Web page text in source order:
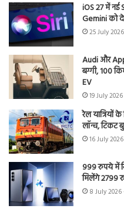
iOS 27 में नई
Gemini को
25 July
Audi और
बग्गी, 100
EV
19 July
रेल यात्रियों
लॉन्च, टिकट
16 July
999 रुपये में
मिलेंगे 2799
8 July 2026